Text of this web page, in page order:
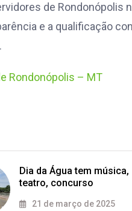
de Rondonópolis
e a qualificação
Rondonópolis – MT
Dia da Água tem música,
teatro, concurso
21 de março de 2025